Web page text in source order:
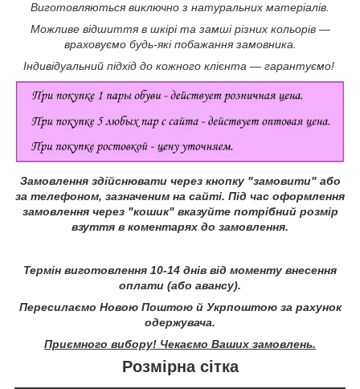
Виготовляються виключно з натуральних матеріалів.
Можливе відшиття в шкірі та замші різних кольорів —
враховуємо будь-які побажання замовника.
Індивідуальний підхід до кожного клієнта — гарантуємо!
Замовлення здійснювати через кнопку "замовити" або
за телефоном, зазначеним на сайті. Під час оформлення
замовлення через "кошик" вказуйте потрібний розмір
взуття в коментарях до замовлення.
Термін виготовлення 10-14 днів від моменту внесення
оплати (або авансу).
Пересилаємо Новою Поштою й Укрпоштою за рахунок
одержувача.
Приємного вибору! Чекаємо Ваших замовлень.
Розмірна сітка